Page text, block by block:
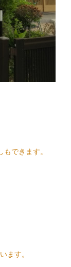
できます。
ます。